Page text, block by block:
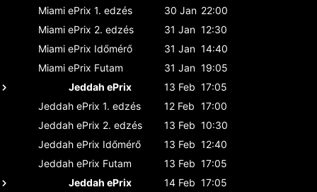
Miami ePrix 1. edzés 30 Jan 22:00
Miami ePrix 2. edzés 31 Jan 12:30
Miami ePrix Időmérő 31 Jan 14:40
Miami ePrix Futam 31 Jan 19:05
Jeddah ePrix
13 Feb 17:05
Jeddah ePrix 1. edzés 12 Feb 17:00
Jeddah ePrix 2. edzés 13 Feb 10:30
Jeddah ePrix Időmérő 13 Feb 12:40
Jeddah ePrix Futam 13 Feb 17:05
Jeddah ePrix
14 Feb 17:05